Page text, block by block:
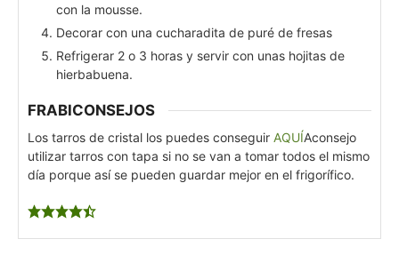
con la mousse.
Decorar con una cucharadita de puré de fresas
Refrigerar 2 o 3 horas y servir con unas hojitas de
hierbabuena.
FRABICONSEJOS
Los tarros de cristal los puedes conseguir AQUÍAconsejo
utilizar tarros con tapa si no se van a tomar todos el mismo
día porque así se pueden guardar mejor en el frigorífico.